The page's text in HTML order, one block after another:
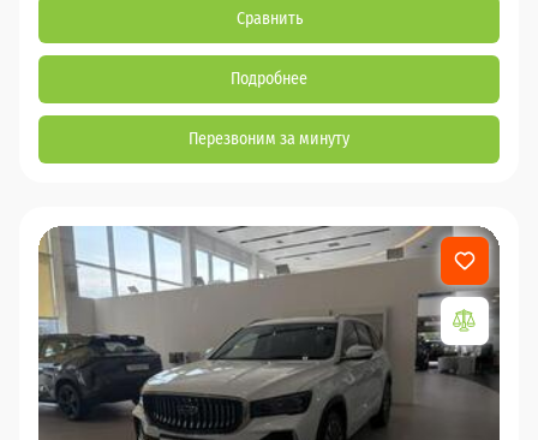
Сравнить
Подробнее
Перезвоним за минуту